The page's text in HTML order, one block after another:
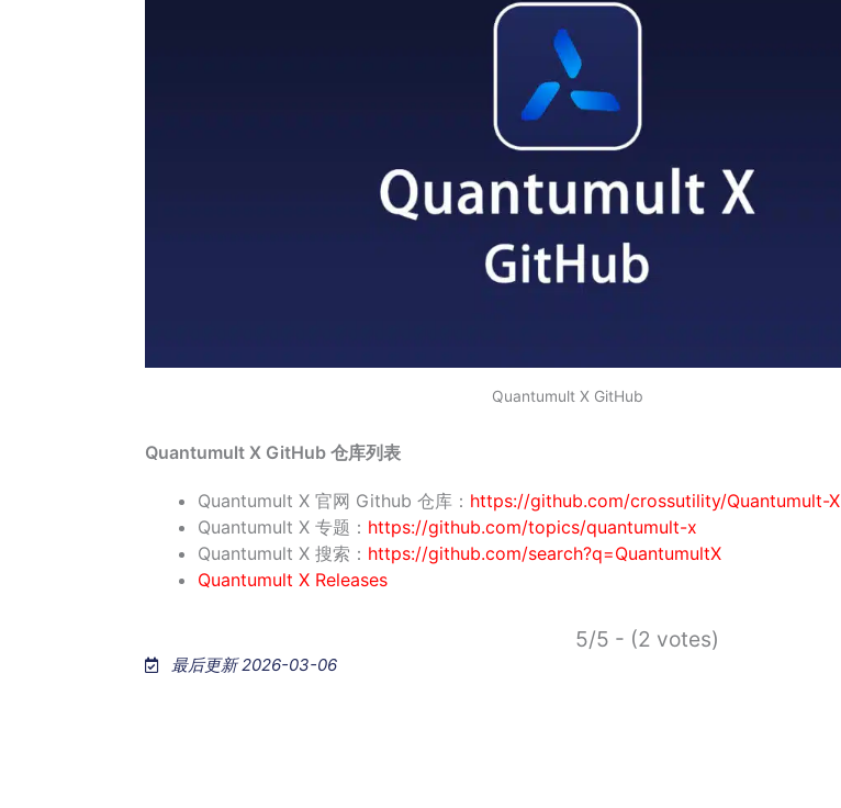
Quantumult X GitHub
Quantumult X GitHub 仓库列表
Quantumult X 官网 Github 仓库： https://github.com/crossutility/Quantumult-X
Quantumult X 专题： https://github.com/topics/quantumult-x
Quantumult X 搜索： https://github.com/search?q=QuantumultX
Quantumult X Releases
5/5 - (2 votes)
最后更新 2026-03-06